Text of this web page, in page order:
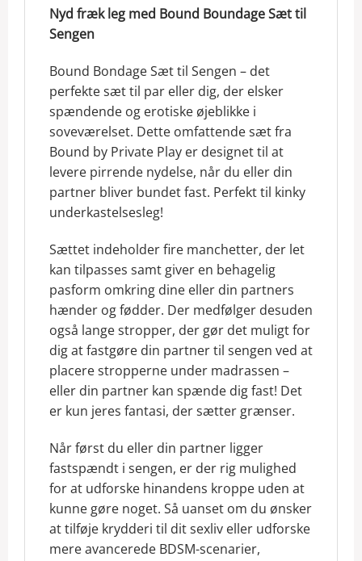
Nyd fræk leg med Bound Boundage Sæt til
Sengen
Bound Bondage Sæt til Sengen – det
perfekte sæt til par eller dig, der elsker
spændende og erotiske øjeblikke i
soveværelset. Dette omfattende sæt fra
Bound by Private Play er designet til at
levere pirrende nydelse, når du eller din
partner bliver bundet fast. Perfekt til kinky
underkastelsesleg!
Sættet indeholder fire manchetter, der let
kan tilpasses samt giver en behagelig
pasform omkring dine eller din partners
hænder og fødder. Der medfølger desuden
også lange stropper, der gør det muligt for
dig at fastgøre din partner til sengen ved at
placere stropperne under madrassen –
eller din partner kan spænde dig fast! Det
er kun jeres fantasi, der sætter grænser.
Når først du eller din partner ligger
fastspændt i sengen, er der rig mulighed
for at udforske hinandens kroppe uden at
kunne gøre noget. Så uanset om du ønsker
at tilføje krydderi til dit sexliv eller udforske
mere avancerede BDSM-scenarier,